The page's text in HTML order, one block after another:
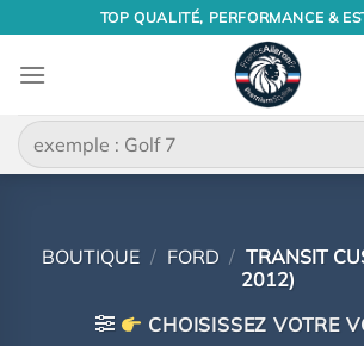
contenu
TOP QUALITÉ, PERFORMANCE &
Recherche
pour :
BOUTIQUE / FORD / TRANSIT
2012)
CHOISISSEZ VOTRE